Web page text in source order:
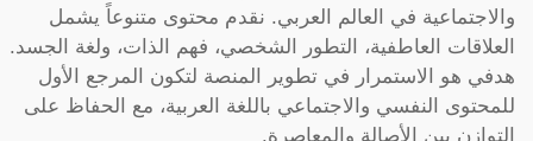
والاجتماعية في العالم العربي. نقدم محتوى متنوعاً يشمل
العلاقات العاطفية، التطور الشخصي، فهم الذات، ولغة الجسد.
هدفي هو الاستمرار في تطوير المنصة لتكون المرجع الأول
للمحتوى النفسي والاجتماعي باللغة العربية، مع الحفاظ على
التوازن بين الأصالة والمعاصرة.